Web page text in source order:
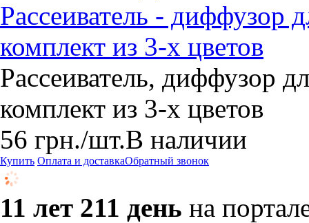
Рассеиватель - диффузор
комплект из 3-х цветов
Рассеиватель, диффузор
комплект из 3-х цветов
56 грн./шт.В наличии
Купить Оплата и доставкаОбратный звонок
11 лет 211 день на